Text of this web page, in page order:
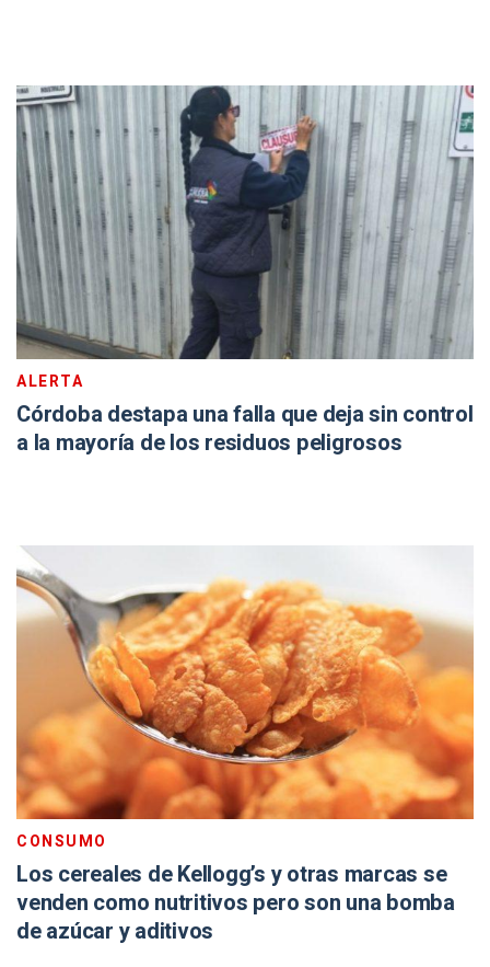
ALERTA
Córdoba destapa una falla que deja sin control
a la mayoría de los residuos peligrosos
CONSUMO
Los cereales de Kellogg’s y otras marcas se
venden como nutritivos pero son una bomba
de azúcar y aditivos